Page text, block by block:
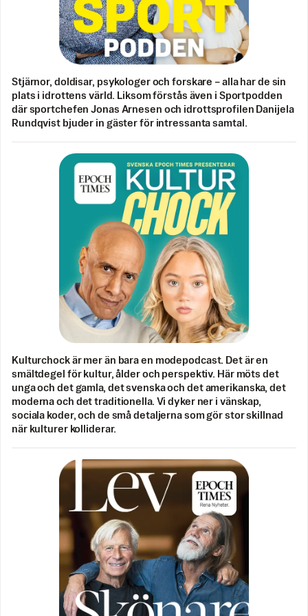
Stjärnor, doldisar, psykologer och forskare – alla har de sin
plats i idrottens värld. Liksom förstås även i Sportpodden
där sportchefen Jonas Arnesen och idrottsprofilen Danijela
Rundqvist bjuder in gäster för intressanta samtal.
Kulturchock är mer än bara en modepodcast. Det är en
smältdegel för kultur, ålder och perspektiv. Här möts det
unga och det gamla, det svenska och det amerikanska, det
moderna och det traditionella. Vi dyker ner i vänskap,
sociala koder, och de små detaljerna som gör stor skillnad
när kulturer kolliderar.